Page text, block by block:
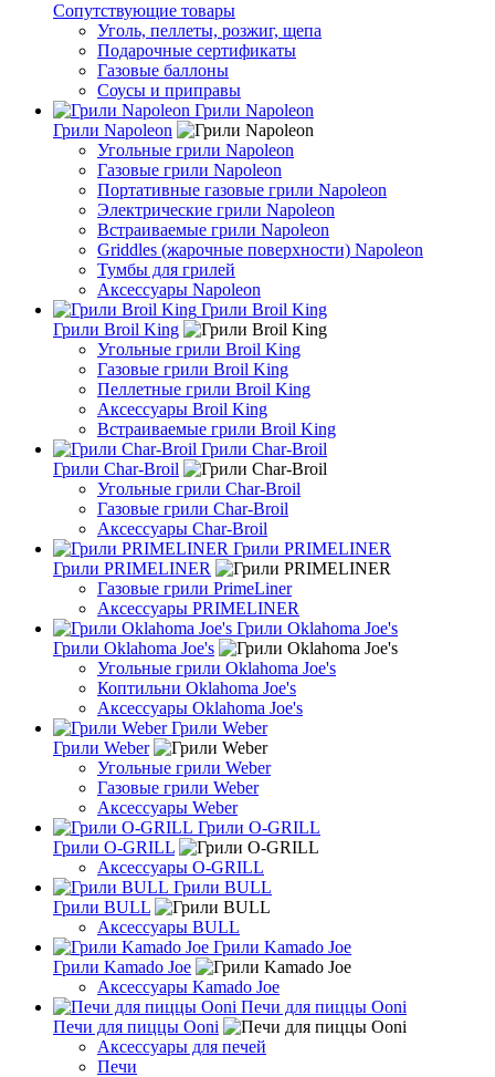
Сопутствующие товары
Уголь, пеллеты, розжиг, щепа
Подарочные сертификаты
Газовые баллоны
Соусы и приправы
Грили Napoleon
Грили Napoleon
Угольные грили Napoleon
Газовые грили Napoleon
Портативные газовые грили Napoleon
Электрические грили Napoleon
Встраиваемые грили Napoleon
Griddles (жарочные поверхности) Napoleon
Тумбы для грилей
Аксессуары Napoleon
Грили Broil King
Грили Broil King
Угольные грили Broil King
Газовые грили Broil King
Пеллетные грили Broil King
Аксессуары Broil King
Встраиваемые грили Broil King
Грили Char-Broil
Грили Char-Broil
Угольные грили Char-Broil
Газовые грили Char-Broil
Аксессуары Char-Broil
Грили PRIMELINER
Грили PRIMELINER
Газовые грили PrimeLiner
Аксессуары PRIMELINER
Грили Oklahoma Joe's
Грили Oklahoma Joe's
Угольные грили Oklahoma Joe's
Коптильни Oklahoma Joe's
Аксессуары Oklahoma Joe's
Грили Weber
Грили Weber
Угольные грили Weber
Газовые грили Weber
Аксессуары Weber
Грили O-GRILL
Грили O-GRILL
Аксессуары O-GRILL
Грили BULL
Грили BULL
Аксессуары BULL
Грили Kamado Joe
Грили Kamado Joe
Аксессуары Kamado Joe
Печи для пиццы Ooni
Печи для пиццы Ooni
Аксессуары для печей
Печи